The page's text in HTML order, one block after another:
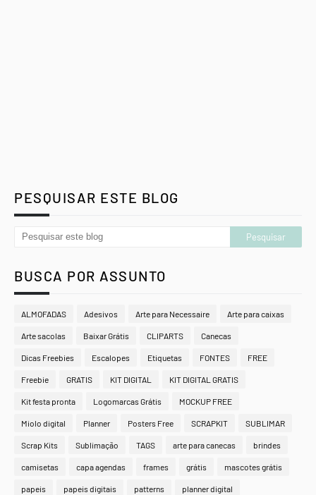
PESQUISAR ESTE BLOG
BUSCA POR ASSUNTO
ALMOFADAS Adesivos Arte para Necessaire Arte para caixas
Arte sacolas Baixar Grátis CLIPARTS Canecas
Dicas Freebies Escalopes Etiquetas FONTES FREE
Freebie GRATIS KIT DIGITAL KIT DIGITAL GRATIS
Kit festa pronta Logomarcas Grátis MOCKUP FREE
Miolo digital Planner Posters Free SCRAPKIT SUBLIMAR
Scrap Kits Sublimação TAGS arte para canecas brindes
camisetas capa agendas frames grátis mascotes grátis
papeis papeis digitais patterns planner digital